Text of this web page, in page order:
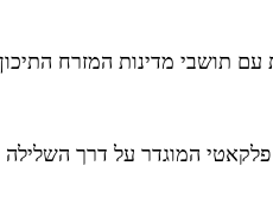
תושבי מדינות המזרח
פלקאטי המוגדר על דרך